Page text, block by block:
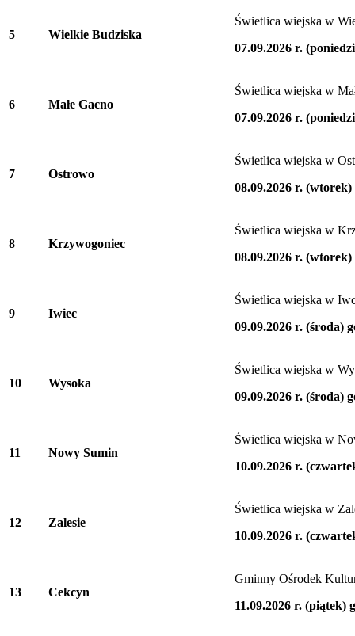
5 Wielkie Budziska
Świetlica wiejska w
07.09.2026 r.
6 Małe Gacno
Świetlica wiejska w
07.09.2026 r.
7 Ostrowo
Świetlica wiejska w
08.09.2026 r. (wtorek)
8 Krzywogoniec
Świetlica wiejska w
08.09.2026 r. (wtorek)
9 Iwiec
Świetlica wiejska w
09.09.2026 r. (środa)
10 Wysoka
Świetlica wiejska w
09.09.2026 r. (środa)
11 Nowy Sumin
Świetlica wiejska w
10.09.2026 r.
12 Zalesie
Świetlica wiejska w
10.09.2026 r.
13 Cekcyn
Gminny Ośrodek
11.09.2026 r. (piątek)